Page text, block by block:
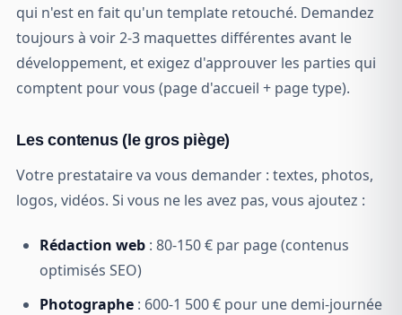
qui n'est en fait qu'un template retouché. Demandez
toujours à voir 2-3 maquettes différentes avant le
développement, et exigez d'approuver les parties qui
comptent pour vous (page d'accueil + page type).
Les contenus (le gros piège)
Votre prestataire va vous demander : textes, photos,
logos, vidéos. Si vous ne les avez pas, vous ajoutez :
Rédaction web : 80-150 € par page (contenus
optimisés SEO)
Photographe : 600-1 500 € pour une demi-journée